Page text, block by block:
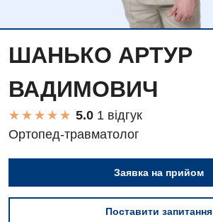
Заходи БПР
Діагностика
ШАНЬКО АРТУР
ВАДИМОВИЧ
★
★
★
★
★
★ ★ ★ ★ ★
1 вiдгук
Ортопед-травматолог
Заявка на прийом
Поставити запитання